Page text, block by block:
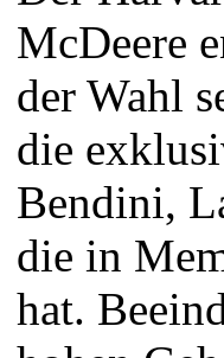
McDeere
der Wahl
die
Bendini,
die in
hat.